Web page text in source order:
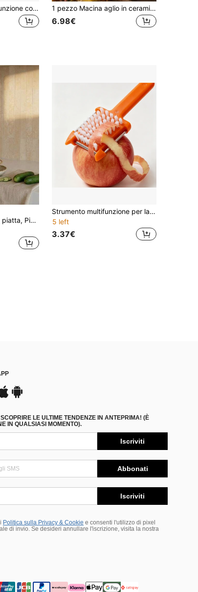
Sbucciatorino multifunzione con lama dentata - Materiale in acciaio inossidabile 304, manico ergonomico e scatola di stoccaggio integrata, adatto per frutta, verdura, patate - Uno strumento da cucina, perfetto per la cucina domestica, sbucciare la buccia della frutta, design elegante, struttura robusta, ideale per gli appassionati di cucina, design compatto, realizzato con materiali di alta qualità, sbucciatorino alimentare multifunzione con scatola di stoccaggio integrata, un ottimo regalo per la famiglia o gli amici, scelta ideale per San Valentino 1 pezzo Macina aglio in ceramica, macina multifunzionale ed efficiente per aglio, zenzero, rafano, strumento da cucina pratico, adatto per le esigenze di cottura quotidiana, facile da pulire e riporre, comodo da usare
6.98€
Cirelle 1 pezzo Pialla piatta, Pialla in acciaio inossidabile color oro rosa, Raschietto, Tergipavimento
Strumento multifunzione per lavare e sbucciare frutta e verdura in cucina, spazzola per pulire patate con punzonatore e rimuovi germogli, sbucciatore in acciaio inossidabile, spazzola con setole morbide e dure per la rapida rimozione dello sporco, sbucciatore e lavatrice 2 in 1 per mele, pere e cetrioli, strumento per lavare e sbucciare verdure che risparmia fatica per casa e affitto
5 left
3.37€
LE ULTIME TENDENZE IN ANTEPRIMA! (È
IN QUALSIASI MOMENTO).
Iscriviti
Abbonati
Iscriviti
Politica sulla Privacy & Cookie e consenti l'utilizzo di pixel
di invio. Se desideri annullare l'iscrizione, visita la nostra